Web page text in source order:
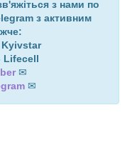
з нами по
з активним
Lifecell
✉
✉